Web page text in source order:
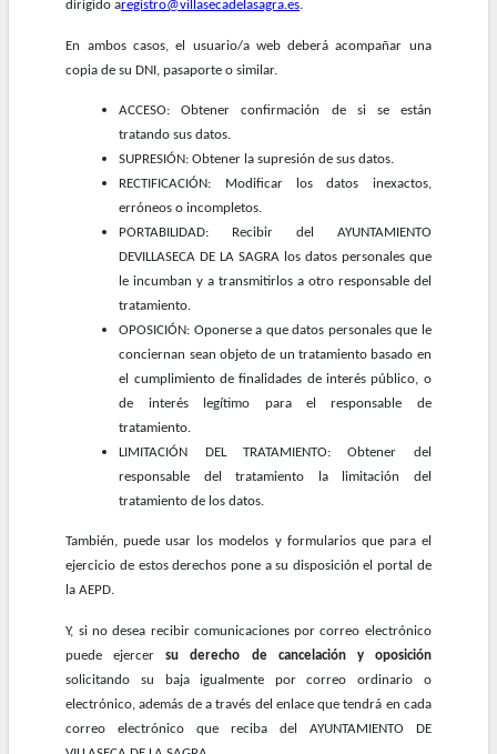
dirigido aregistro@villasecadelasagra.es.
En ambos casos, el usuario/a web deberá acompañar una
copia de su DNI, pasaporte o similar.
ACCESO: Obtener confirmación de si se están
tratando sus datos.
SUPRESIÓN: Obtener la supresión de sus datos.
RECTIFICACIÓN: Modificar los datos inexactos,
erróneos o incompletos.
PORTABILIDAD: Recibir del AYUNTAMIENTO
DEVILLASECA DE LA SAGRA los datos personales que
le incumban y a transmitirlos a otro responsable del
tratamiento.
OPOSICIÓN: Oponerse a que datos personales que le
conciernan sean objeto de un tratamiento basado en
el cumplimiento de finalidades de interés público, o
de interés legítimo para el responsable de
tratamiento.
LIMITACIÓN DEL TRATAMIENTO: Obtener del
responsable del tratamiento la limitación del
tratamiento de los datos.
También, puede usar los modelos y formularios que para el
ejercicio de estos derechos pone a su disposición el portal de
la AEPD.
Y, si no desea recibir comunicaciones por correo electrónico
puede ejercersu derecho de cancelación y oposición
solicitando su baja igualmente por correo ordinario o
electrónico, además de a través del enlace que tendrá en cada
correo electrónico que reciba del AYUNTAMIENTO DE